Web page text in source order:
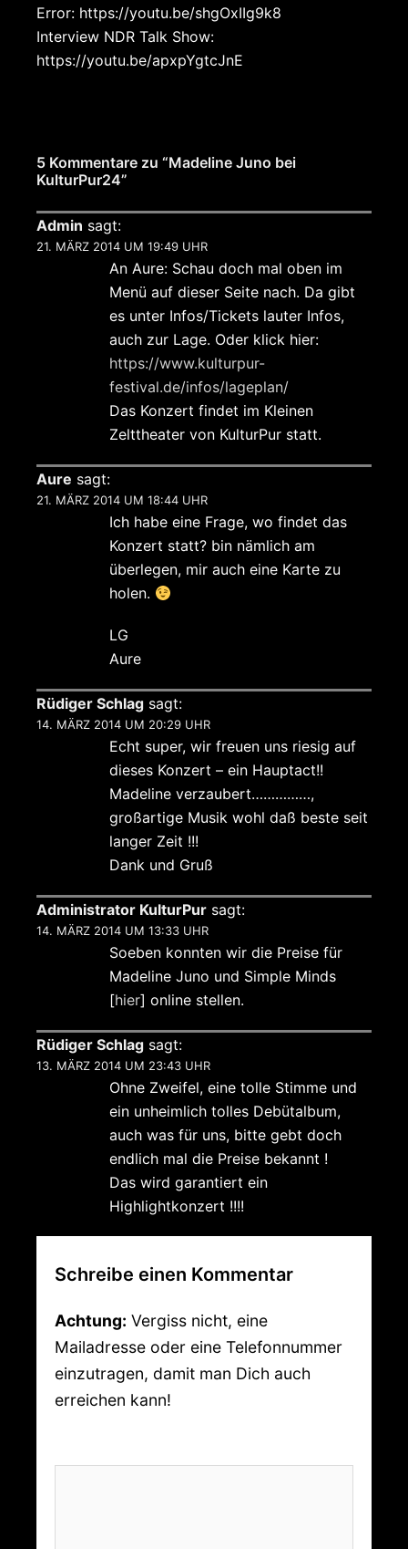
Error: https://youtu.be/shgOxIIg9k8
Interview NDR Talk Show:
https://youtu.be/apxpYgtcJnE
5 Kommentare zu “Madeline Juno bei
KulturPur24”
Admin sagt:
21. MÄRZ 2014 UM 19:49 UHR
An Aure: Schau doch mal oben im
Menü auf dieser Seite nach. Da gibt
es unter Infos/Tickets lauter Infos,
auch zur Lage. Oder klick hier:
https://www.kulturpur-
festival.de/infos/lageplan/
Das Konzert findet im Kleinen
Zelttheater von KulturPur statt.
Aure sagt:
21. MÄRZ 2014 UM 18:44 UHR
Ich habe eine Frage, wo findet das
Konzert statt? bin nämlich am
überlegen, mir auch eine Karte zu
holen.
LG
Aure
Rüdiger Schlag sagt:
14. MÄRZ 2014 UM 20:29 UHR
Echt super, wir freuen uns riesig auf
dieses Konzert – ein Hauptact!!
Madeline verzaubert……………,
großartige Musik wohl daß beste seit
langer Zeit !!!
Dank und Gruß
Administrator KulturPur sagt:
14. MÄRZ 2014 UM 13:33 UHR
Soeben konnten wir die Preise für
Madeline Juno und Simple Minds
[hier] online stellen.
Rüdiger Schlag sagt:
13. MÄRZ 2014 UM 23:43 UHR
Ohne Zweifel, eine tolle Stimme und
ein unheimlich tolles Debütalbum,
auch was für uns, bitte gebt doch
endlich mal die Preise bekannt !
Das wird garantiert ein
Highlightkonzert !!!!
Schreibe einen Kommentar
Achtung: Vergiss nicht, eine
Mailadresse oder eine Telefonnummer
einzutragen, damit man Dich auch
erreichen kann!